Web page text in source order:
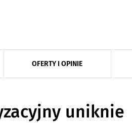
OFERTY I OPINIE
uniknie